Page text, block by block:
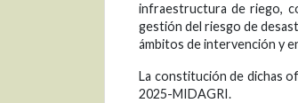
infraestructura de riego,
gestión del riesgo de
ámbitos de intervención y
La constitución de dichas
2025-MIDAGRI.